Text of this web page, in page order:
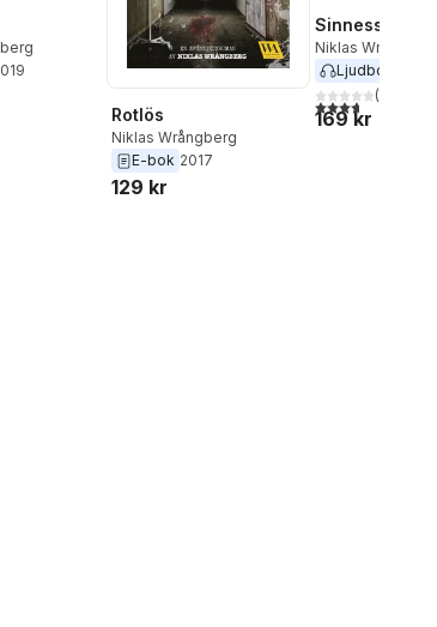
Totalt antal röster:
Rotlös
Niklas Wrångberg
E-bok 2017
129 kr
Sinnesslö
Niklas
Ljudbok
3,7utav 5(
169 kr